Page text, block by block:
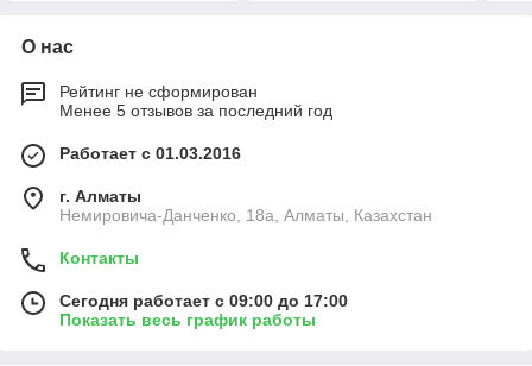
О нас
Рейтинг не сформирован
Менее 5 отзывов за последний год
Работает с 01.03.2016
г. Алматы
Немировича-Данченко, 18а, Алматы, Казахстан
Контакты
Сегодня работает с 09:00 до 17:00
Показать весь график работы